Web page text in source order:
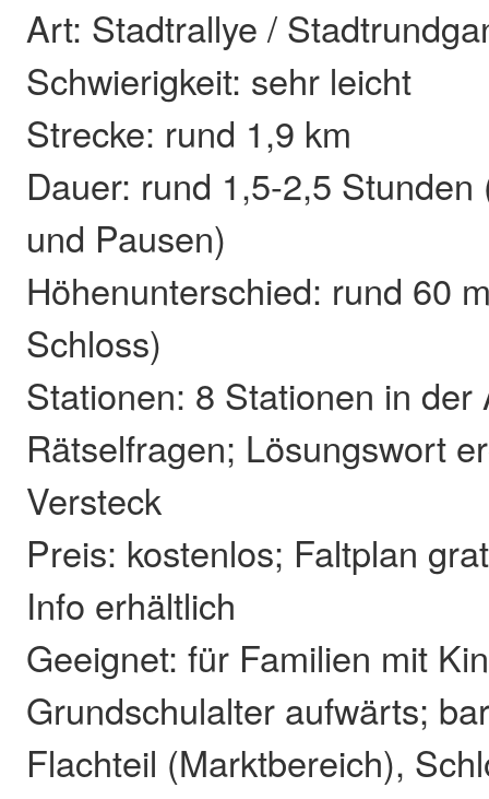
Art: Stadtrallye /
Schwierigkeit: sehr leicht
Strecke: rund 1,9 km
Dauer: rund 1,5-2,5 Stunden
und Pausen)
Höhenunterschied: rund 60
Schloss)
Stationen: 8 Stationen in der
Rätselfragen; Lösungswort
Versteck
Preis: kostenlos; Faltplan
Info erhältlich
Geeignet: für Familien mit
Grundschulalter aufwärts;
Flachteil (Marktbereich),